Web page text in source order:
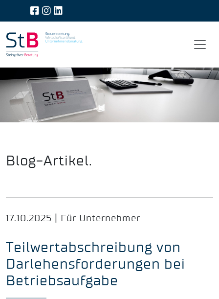
Blog-Artikel.
17.10.2025 | Für Unternehmer
Teilwertabschreibung von
Darlehensforderungen bei
Betriebsaufgabe